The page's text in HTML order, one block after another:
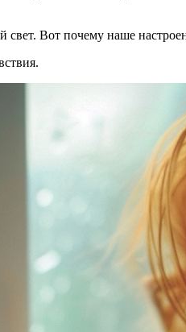
Вот почему наше